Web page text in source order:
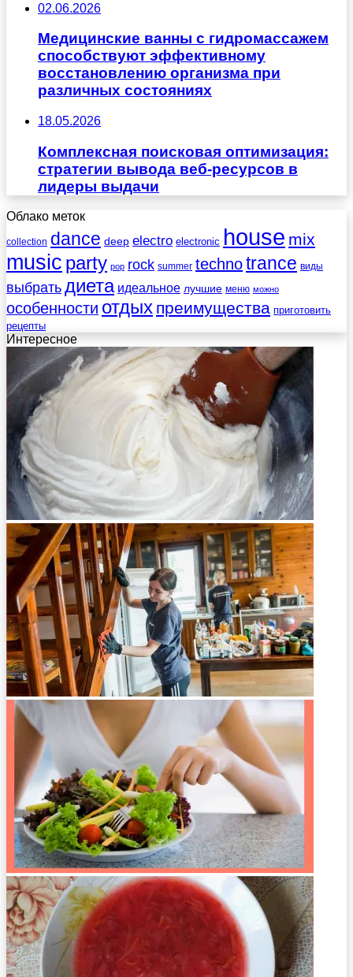
02.06.2026
Медицинские ванны с гидромассажем
способствуют эффективному
восстановлению организма при
различных состояниях
18.05.2026
Комплексная поисковая оптимизация:
стратегии вывода веб-ресурсов в
лидеры выдачи
Облако меток
collection dance deep electro electronic house mix
music party pop rock summer technotrance виды
выбратьдиета идеальное лучшие меню можно
особенности отдых преимущества приготовить
рецепты
Интересное